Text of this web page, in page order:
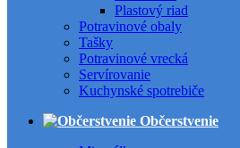
Plastový riad
Potravinové obaly
Tašky
Potravinové vrecká
Servírovanie
Kuchynské spotrebiče
Občerstvenie